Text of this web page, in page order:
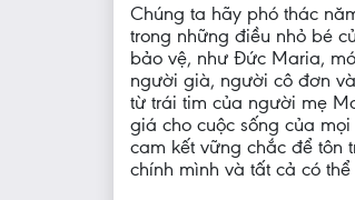
Chúng ta hãy phó thác
trong những điều nhỏ bé
bảo vệ, như Đức Maria,
người già, người cô đơn
từ trái tim của người mẹ
giá cho cuộc sống của
cam kết vững chắc để tôn
chính mình và tất cả có